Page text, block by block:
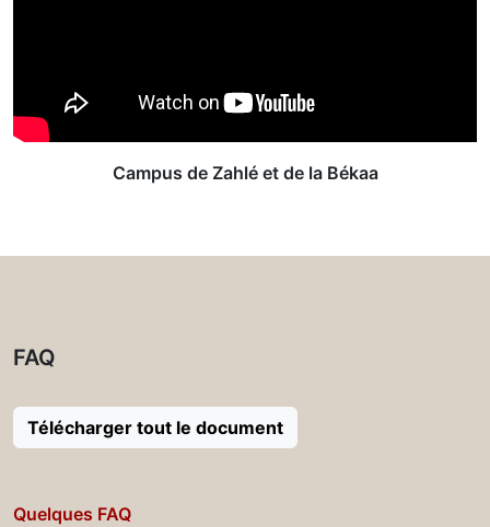
Campus de Zahlé et de la Békaa
FAQ
Télécharger tout le document
Quelques FAQ